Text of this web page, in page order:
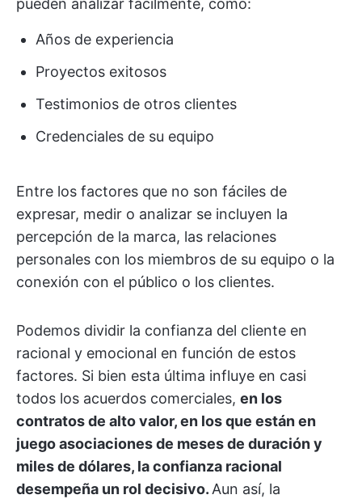
pueden analizar fácilmente, como:
Años de experiencia
Proyectos exitosos
Testimonios de otros clientes
Credenciales de su equipo
Entre los factores que no son fáciles de
expresar, medir o analizar se incluyen la
percepción de la marca, las relaciones
personales con los miembros de su equipo o la
conexión con el público o los clientes.
Podemos dividir la confianza del cliente en
racional y emocional en función de estos
factores. Si bien esta última influye en casi
todos los acuerdos comerciales, en los
contratos de alto valor, en los que están en
juego asociaciones de meses de duración y
miles de dólares, la confianza racional
desempeña un rol decisivo.Aun así, la